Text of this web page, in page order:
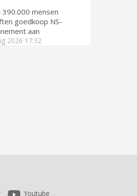
390.000 mensen
goedkoop NS-
aan
2026 17:32
Youtube